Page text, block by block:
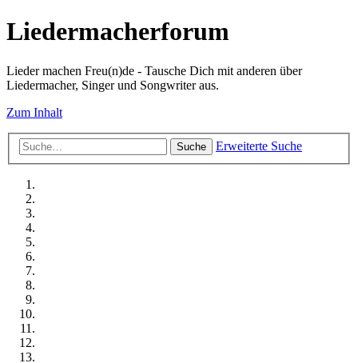
Liedermacherforum
Lieder machen Freu(n)de - Tausche Dich mit anderen über
Liedermacher, Singer und Songwriter aus.
Zum Inhalt
Suche Erweiterte Suche